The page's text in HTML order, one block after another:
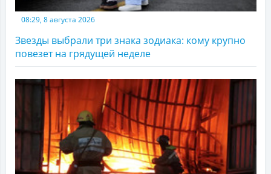
08:29, 8 августа 2026
Звезды выбрали три знака зодиака: кому крупно
повезет на грядущей неделе